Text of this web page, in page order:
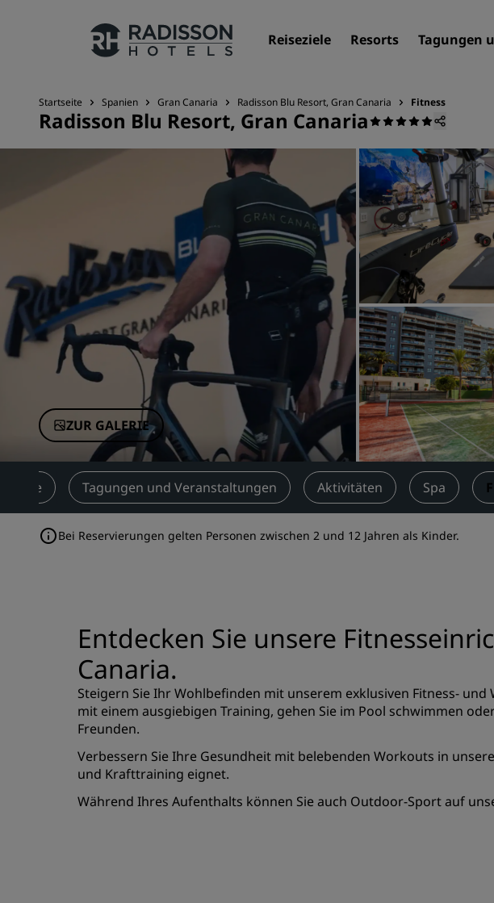
Reiseziele Resorts Tagungen
Unsere Marken
Verbundene Marken in China
Startseite Spanien Gran Canaria Radisson Blu Resort, Gran Canaria Fitness
Radisson Blu Resort, Gran Canaria
ZUR GALERIE
Tagungen und Veranstaltungen Aktivitäten Spa
Bei Reservierungen gelten Personen zwischen 2 und 12 Jahren als Kinder.
Entdecken Sie unsere
Canaria.
Steigern Sie Ihr Wohlbefinden mit unserem exklusiven Fitness-
mit einem ausgiebigen Training, gehen Sie im Pool schwimmen
Freunden.
Verbessern Sie Ihre Gesundheit mit belebenden Workouts in
und Krafttraining eignet.
Während Ihres Aufenthalts können Sie auch Outdoor-Sport auf